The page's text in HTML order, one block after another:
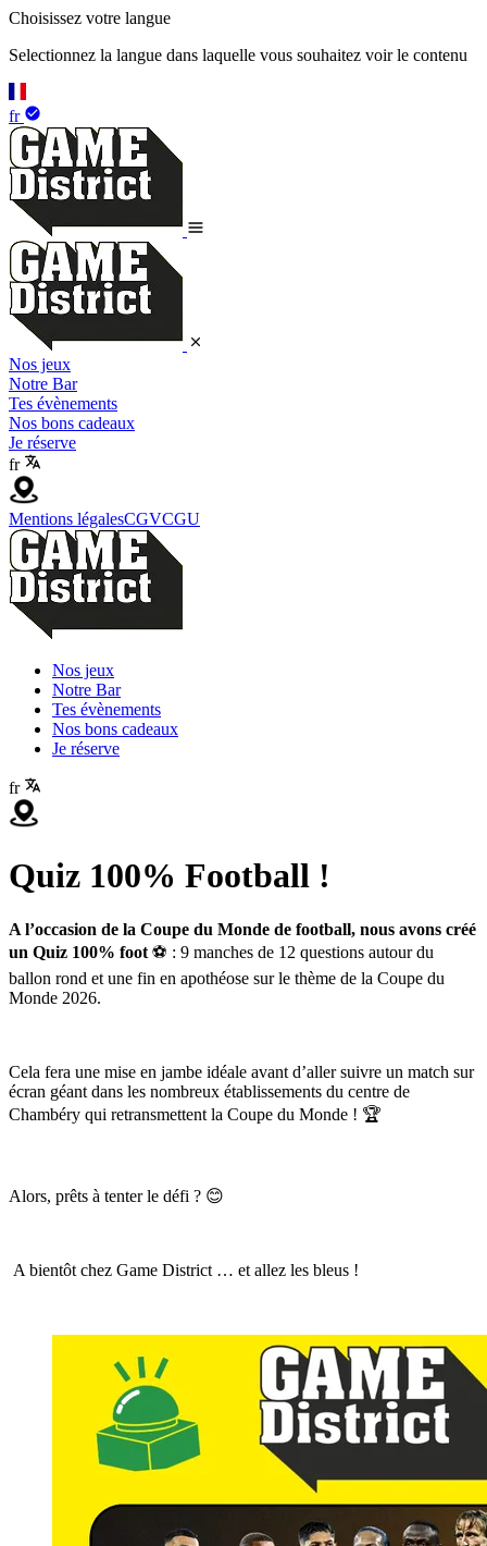
Choisissez votre langue
Selectionnez la langue dans laquelle vous souhaitez voir le contenu
fr
Nos jeux
Notre Bar
Tes évènements
Nos bons cadeaux
Je réserve
fr
Mentions légalesCGVCGU
Nos jeux
Notre Bar
Tes évènements
Nos bons cadeaux
Je réserve
fr
Quiz 100% Football !
A l’occasion de la Coupe du Monde de football, nous avons créé
un Quiz 100% foot ⚽ : 9 manches de 12 questions autour du
ballon rond et une fin en apothéose sur le thème de la Coupe du
Monde 2026.
Cela fera une mise en jambe idéale avant d’aller suivre un match sur
écran géant dans les nombreux établissements du centre de
Chambéry qui retransmettent la Coupe du Monde ! 🏆
Alors, prêts à tenter le défi ? 😊
A bientôt chez Game District … et allez les bleus !